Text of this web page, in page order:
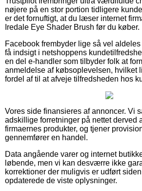
nøjere på en stor portion tidligere
er det fornuftigt, at du læser internet
Iredale Eye Shader Brush før du køber.
Facebook frembyder lige så vel
få indsigt i netshoppens
en del e-handler som tilbyder folk at
anmeldelse af købsoplevelsen, hvilket
fordel af til at afveje tilfredsheden hos
Vores side finansieres af annoncer. Vi
adskillige forretninger på nettet derved
firmaernes produkter, og tjener
gennemfører en handel.
Data angående varer og internet
løbende, men vi kan desværre ikke
korrektioner der muligvis er udført
opdaterede de viste oplysninger.